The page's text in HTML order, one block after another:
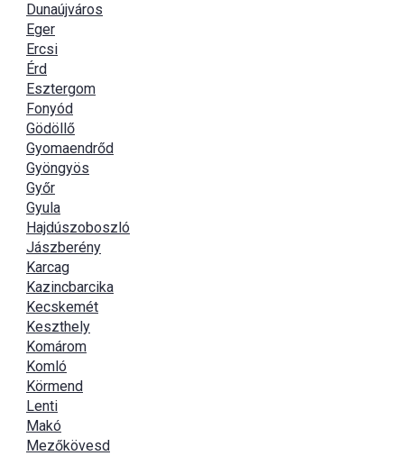
Dunaújváros
Eger
Ercsi
Érd
Esztergom
Fonyód
Gödöllő
Gyomaendrőd
Gyöngyös
Győr
Gyula
Hajdúszoboszló
Jászberény
Karcag
Kazincbarcika
Kecskemét
Keszthely
Komárom
Komló
Körmend
Lenti
Makó
Mezőkövesd